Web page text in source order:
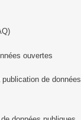
ouvertes
publication de données